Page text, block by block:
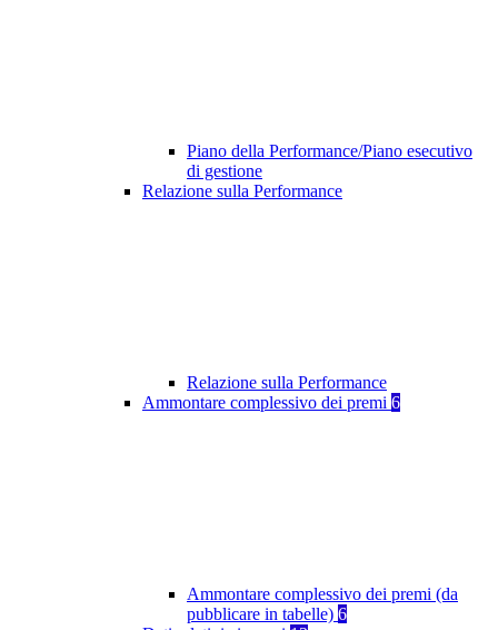
Piano della Performance/Piano esecutivo
di gestione
Relazione sulla Performance
Relazione sulla Performance
Ammontare complessivo dei premi 6
Ammontare complessivo dei premi (da
pubblicare in tabelle) 6